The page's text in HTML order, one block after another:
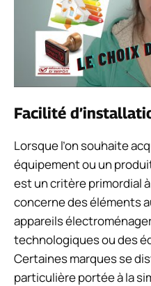
Facilité
Lorsque l’on souhaite
équipement ou un
est un critère primordial
concerne des éléments
appareils
technologiques ou des
Certaines marques se
particulière portée à la